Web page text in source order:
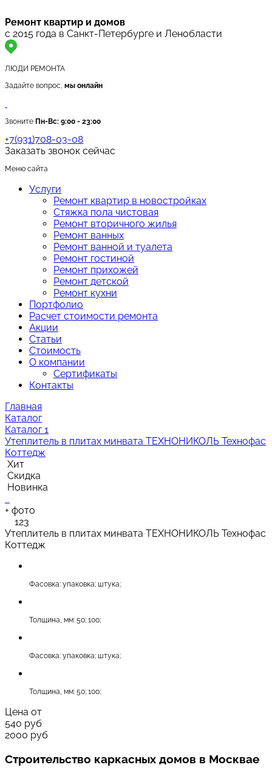
Ремонт квартир и домов
с 2015 года в Санкт-Петербурге и Ленобласти
ЛЮДИ РЕМОНТА
Задайте вопрос, мы онлайн
Звоните Пн-Вс: 9:00 - 23:00
+7(931)708-03-08
Заказать звонок сейчас
Меню сайта
Услуги
Ремонт квартир в новостройках
Стяжка пола чистовая
Ремонт вторичного жилья
Ремонт ванных
Ремонт ванной и туалета
Ремонт гостиной
Ремонт прихожей
Ремонт детской
Ремонт кухни
Портфолио
Расчет стоимости ремонта
Акции
Статьи
Стоимость
О компании
Сертификаты
Контакты
Главная
Каталог
Каталог 1
Утеплитель в плитах минвата ТЕХНОНИКОЛЬ Технофас
Коттедж
Хит
Скидка
Новинка
+ фото
123
Утеплитель в плитах минвата ТЕХНОНИКОЛЬ Технофас
Коттедж
Фасовка: упаковка; штука;
Толщина, мм: 50; 100;
Фасовка: упаковка; штука;
Толщина, мм: 50; 100;
Цена от
540 руб
2000 руб
Строительство каркасных домов в Москвае